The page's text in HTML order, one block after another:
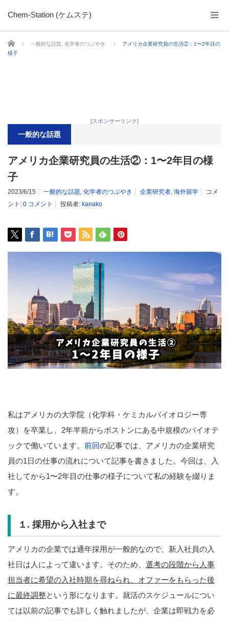
Chem-Station (ケムステ)
ホーム 一般的な話題 化学者のつぶやき
アメリカ企業研究員の生活②：1〜2年目の
様子
[スポンサーリンク]
一般的な話題
アメリカ企業研究員の生活②：1〜2年目の様
子
2023/6/15 一般的な話題, 化学者のつぶやき 企業研究者, 海外留学
コメ
ント: 0 コメント 投稿者: kanako
私はアメリカの大学院（化学科・ケミカルバイオロジー専
攻）を卒業し、2年半前からボストンにある中規模のバイオテ
ックで働いています。 前回の記事では、アメリカの企業研究
員の1日の仕事の流れについて記事を書きました。今回は、入
社してから1〜2年目の仕事の様子について私の経験を綴りま
す。
１. 採用から入社まで
アメリカの企業では通年採用が一般的なので、新入社員の入
社日は人によって違います。そのため、 選考の段階から人事
担当者に希望の入社時期を尋ねられ、オファーをもらった後
に最終調整という形になります。就活のスケジュールについ
ては以前の記事でも詳しく触れましたが、企業は即戦力を必